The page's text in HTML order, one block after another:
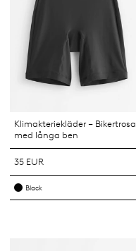
Klimakteriekläder – Bikertrosa
med långa ben
35 EUR
Black